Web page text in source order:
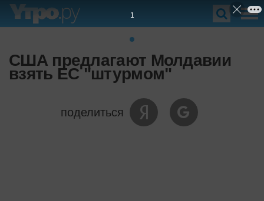
США предлагают Молдавии
взять ЕС "штурмом"
поделиться